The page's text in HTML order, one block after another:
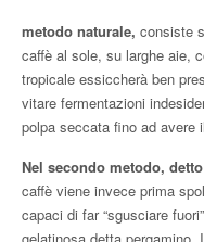
metodo naturale, consiste
caffè al sole, su larghe aie,
tropicale essiccherà ben
vitare fermentazioni
polpa seccata fino ad avere
Nel secondo metodo,
caffè viene invece prima
capaci di far “sgusciare